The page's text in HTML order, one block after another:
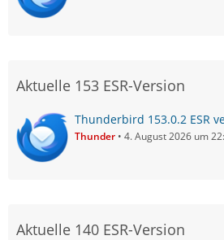
Aktuelle 153 ESR-Version
Thunderbird 153.0.2 ESR
Thunder 4. August 2026 um
Aktuelle 140 ESR-Version